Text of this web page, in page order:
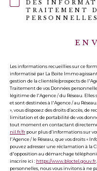
DES
TRAITEMENT
Les informations recueillies sur ce
informatisé par La Boite Immo
gestion de la clientèle/prospects de
Traitement de vos Données
légitime de l'Agence / du Réseau.
et sont destinées à l'Agence / au
», vous disposez des droits d’accès, de
limitation et de portabilité de vos
tout moment en contactant
nil.fr/fr pour plus d’informations sur
l'Agence / le Réseau, que vos droits «
pouvez adresser une réclamation à la
d'opposition au démarchage
inscrire ici : https://www.bloctel.gouv.fr
personnelles, nous vous invitons à ne